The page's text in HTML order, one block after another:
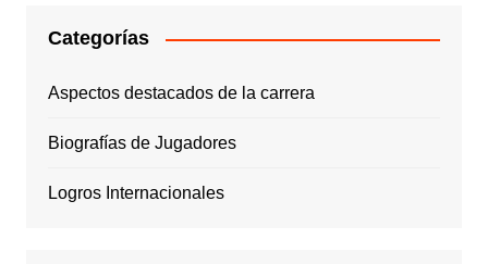
Categorías
Aspectos destacados de la carrera
Biografías de Jugadores
Logros Internacionales